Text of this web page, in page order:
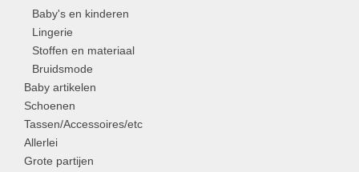
Baby's en kinderen
Lingerie
Stoffen en materiaal
Bruidsmode
Baby artikelen
Schoenen
Tassen/Accessoires/etc
Allerlei
Grote partijen